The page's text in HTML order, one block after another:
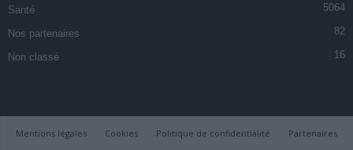
Santé 5064
Nos partenaires 82
Non classé 16
Mentions légales Cookies Politique de confidentialité Partenaires